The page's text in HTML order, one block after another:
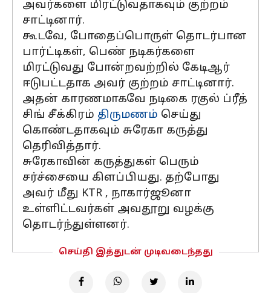
அவர்களை மிரட்டுவதாகவும் குற்றம்
சாட்டினார்.
கூடவே, போதைப்பொருள் தொடர்பான
பார்ட்டிகள், பெண் நடிகர்களை
மிரட்டுவது போன்றவற்றில் கேடிஆர்
ஈடுபட்டதாக அவர் குற்றம் சாட்டினார்.
அதன் காரணமாகவே நடிகை ரகுல் ப்ரீத்
சிங் சீக்கிரம் திருமணம் செய்து
கொண்டதாகவும் சுரேகா கருத்து
தெரிவித்தார்.
சுரேகாவின் கருத்துகள் பெரும்
சர்ச்சையை கிளப்பியது. தற்போது
அவர் மீது KTR , நாகார்ஜூனா
உள்ளிட்டவர்கள் அவதூறு வழக்கு
தொடர்ந்துள்ளனர்.
செய்தி இத்துடன் முடிவடைந்தது